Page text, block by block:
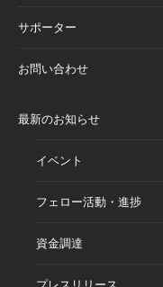
サポーター
お問い合わせ
最新のお知らせ
イベント
フェロー活動・進捗
資金調達
プレスリリース